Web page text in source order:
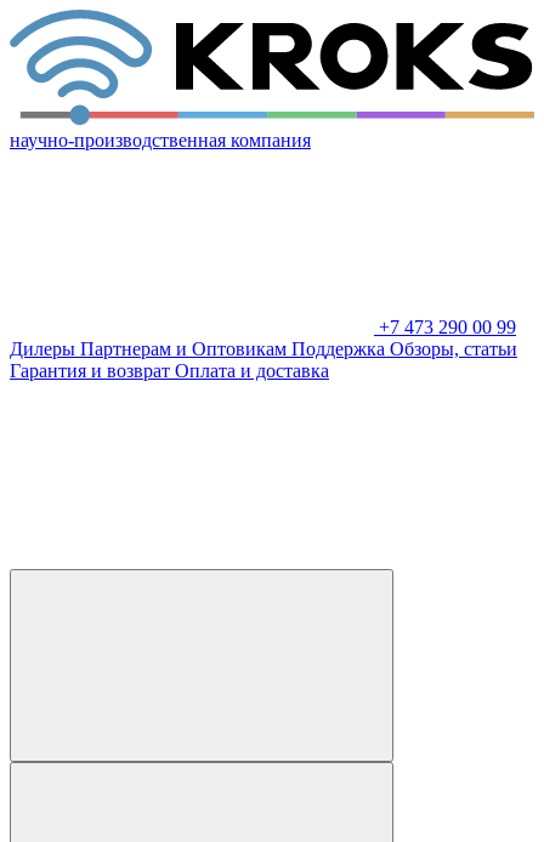
научно-производственная компания
+7 473 290 00 99
Дилеры Партнерам и Оптовикам Поддержка Обзоры, статьи
Гарантия и возврат Оплата и доставка